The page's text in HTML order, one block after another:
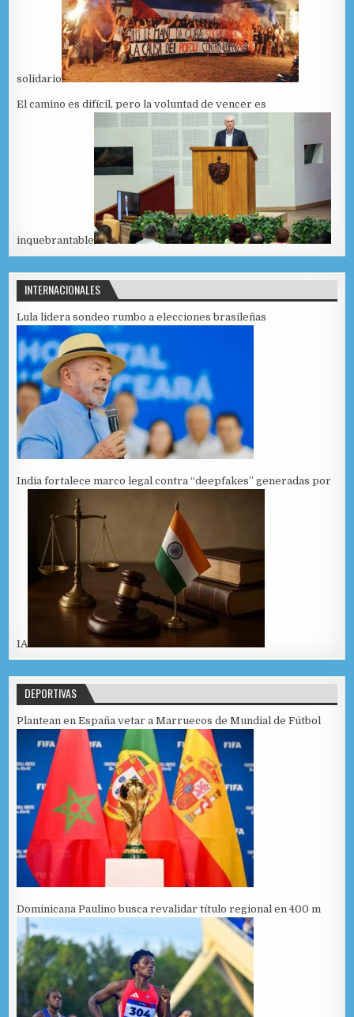
solidario
El camino es difícil, pero la voluntad de vencer es
inquebrantable
INTERNACIONALES
Lula lidera sondeo rumbo a elecciones brasileñas
India fortalece marco legal contra “deepfakes” generadas por
IA
DEPORTIVAS
Plantean en España vetar a Marruecos de Mundial de Fútbol
Dominicana Paulino busca revalidar título regional en 400 m